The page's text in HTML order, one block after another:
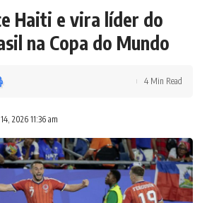
Haiti e vira líder do
na Copa do Mundo
2026 11:36 am
4 Min Read